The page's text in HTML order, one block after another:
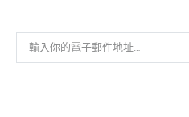
輸入你的電子郵件地址…